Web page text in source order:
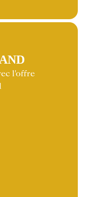
l'offre